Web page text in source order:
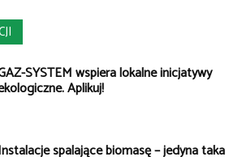
SYSTEM wspiera lokalne inicjatywy
Aplikuj!
spalające biomasę – jedyna taka